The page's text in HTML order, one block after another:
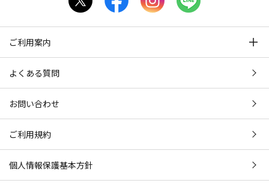
ご利用案内
よくある質問
お問い合わせ
ご利用規約
個人情報保護基本方針